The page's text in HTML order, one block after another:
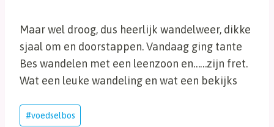
Maar wel droog, dus heerlijk wandelweer, dikke
sjaal om en doorstappen. Vandaag ging tante
Bes wandelen met een leenzoon en……zijn fret.
Wat een leuke wandeling en wat een bekijks
Bericht
#voedselbos